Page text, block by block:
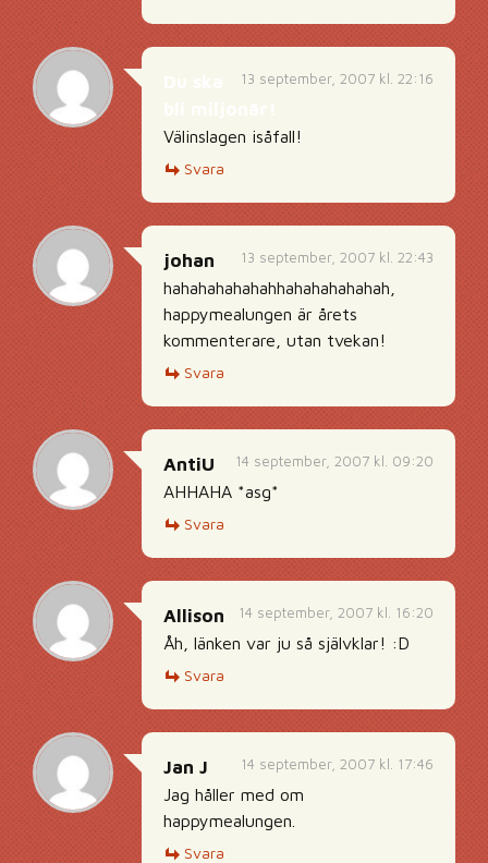
13 september, 2007 kl. 22:16
Välinslagen isåfall!
Svara
13 september, 2007 kl. 22:43
johan
hahahahahahahhahahahahahah,
happymealungen är årets
kommenterare, utan tvekan!
Svara
14 september, 2007 kl. 09:20
AntiU
AHHAHA *asg*
Svara
14 september, 2007 kl. 16:20
Allison
Åh, länken var ju så självklar! :D
Svara
14 september, 2007 kl. 17:46
Jan J
Jag håller med om
happymealungen.
Svara